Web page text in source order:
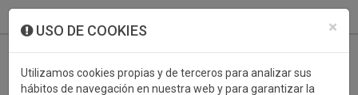
×
USO DE COOKIES
Utilizamos cookies propias y de terceros para analizar sus
hábitos de navegación en nuestra web y para garantizar la